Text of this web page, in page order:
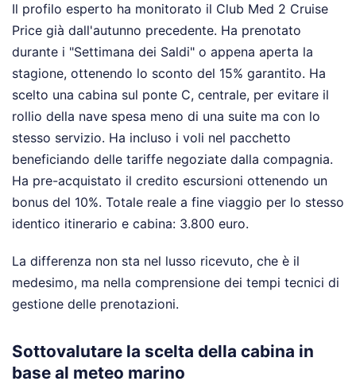
Il profilo esperto ha monitorato il Club Med 2 Cruise
Price già dall'autunno precedente. Ha prenotato
durante i "Settimana dei Saldi" o appena aperta la
stagione, ottenendo lo sconto del 15% garantito. Ha
scelto una cabina sul ponte C, centrale, per evitare il
rollio della nave spesa meno di una suite ma con lo
stesso servizio. Ha incluso i voli nel pacchetto
beneficiando delle tariffe negoziate dalla compagnia.
Ha pre-acquistato il credito escursioni ottenendo un
bonus del 10%. Totale reale a fine viaggio per lo stesso
identico itinerario e cabina: 3.800 euro.
La differenza non sta nel lusso ricevuto, che è il
medesimo, ma nella comprensione dei tempi tecnici di
gestione delle prenotazioni.
Sottovalutare la scelta della cabina in
base al meteo marino